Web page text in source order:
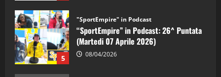
5
"SportEmpire" in Podcast
“SportEmpire” in Podcast: 26^ Puntata
(Martedi 07 Aprile 2026)
08/04/2026